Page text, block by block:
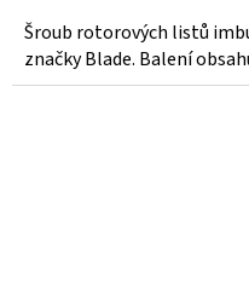
Šroub rotorových listů
značky Blade. Balení